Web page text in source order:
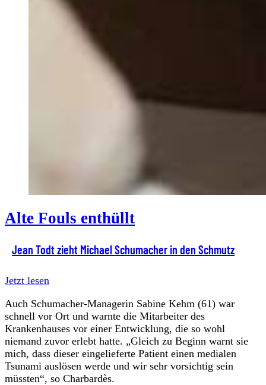
Alte Fouls enthüllt
Jean Todt zieht Michael Schumacher in den Schmutz
Jetzt lesen
Auch Schumacher-Managerin Sabine Kehm (61) war
schnell vor Ort und warnte die Mitarbeiter des
Krankenhauses vor einer Entwicklung, die so wohl
niemand zuvor erlebt hatte. „Gleich zu Beginn warnt sie
mich, dass dieser eingelieferte Patient einen medialen
Tsunami auslösen werde und wir sehr vorsichtig sein
müssten“, so Charbardès.